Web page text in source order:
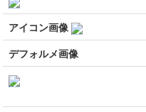
アイコン画像
デフォルメ画像